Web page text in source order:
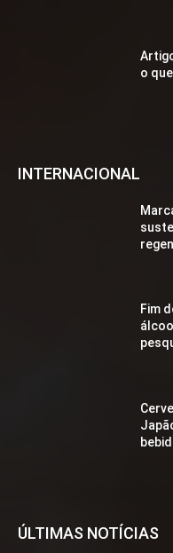
o
INTERNACIONAL
Fim
ÚLTIMAS NOTÍCIAS